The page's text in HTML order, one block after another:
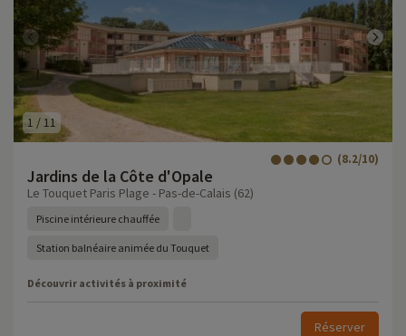
1 /11
Jardins de la Côte d'Opale
(8.2/10)
Le Touquet Paris Plage - Pas-de-Calais (62)
Piscine intérieure chauffée
Station balnéaire animée du Touquet
Découvrir activités à proximité
Réserver